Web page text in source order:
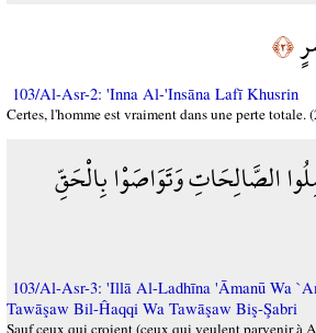
﴿٢﴾
103/Al-Asr-2: 'Inna Al-'Insāna Lafī Khusrin
Certes, l'homme est vraiment dans une perte totale.
الصَّالِحَاتِ وَتَوَاصَوْا بِالْحَقِّ
103/Al-Asr-3: 'Illā Al-Ladhīna 'Āmanū Wa
Tawāşaw Bil-Ĥaqqi Wa Tawāşaw Biş-Şabri
Sauf ceux qui croient (ceux qui veulent parvenir à